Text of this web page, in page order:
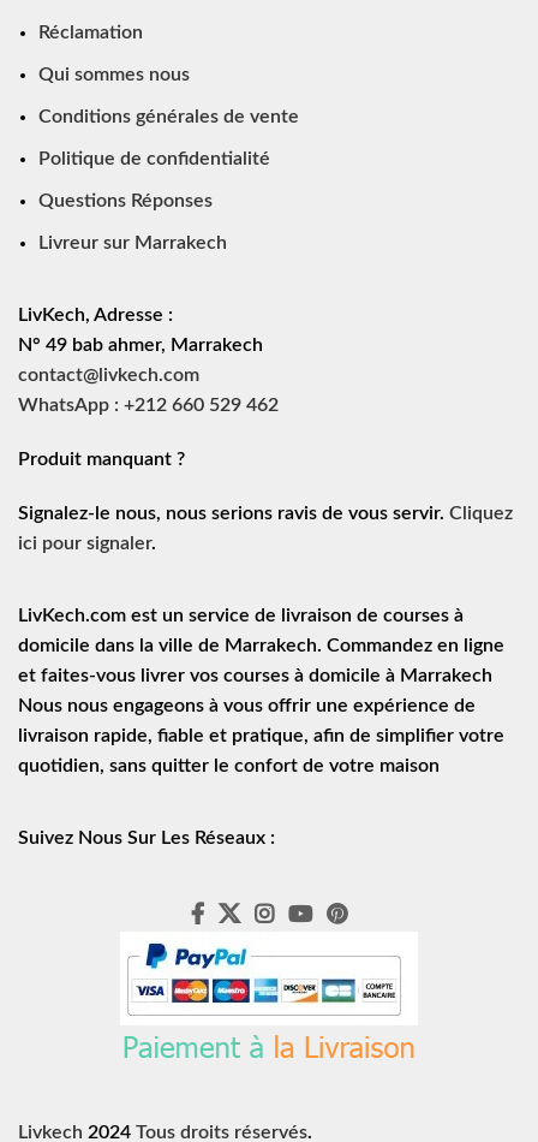
Réclamation
Qui sommes nous
Conditions générales de vente
Politique de confidentialité
Questions Réponses
Livreur sur Marrakech
LivKech, Adresse :
N° 49 bab ahmer, Marrakech
contact@livkech.com
WhatsApp : +212 660 529 462
Produit manquant ?
Signalez-le nous, nous serions ravis de vous servir. Cliquez
ici pour signaler.
LivKech.com est un service de
livraison de courses à
domicile dans la ville de Marrakech. Commandez en ligne
et faites-vous livrer vos courses à domicile à Marrakech
Nous nous engageons à vous offrir une expérience de
livraison rapide, fiable et pratique, afin de simplifier votre
quotidien, sans quitter le confort de votre maison
Suivez Nous Sur Les Réseaux :
Livkech 2024 Tous droits réservés.